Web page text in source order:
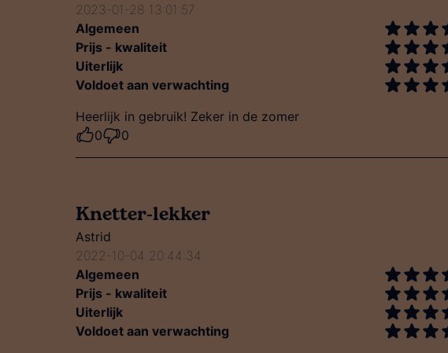
2023-01-28 13:01:57
Algemeen
Prijs - kwaliteit
Uiterlijk
Voldoet aan verwachting
Heerlijk in gebruik! Zeker in de zomer
0
0
Knetter-lekker
Astrid
2022-10-04 20:44:34
Algemeen
Prijs - kwaliteit
Uiterlijk
Voldoet aan verwachting